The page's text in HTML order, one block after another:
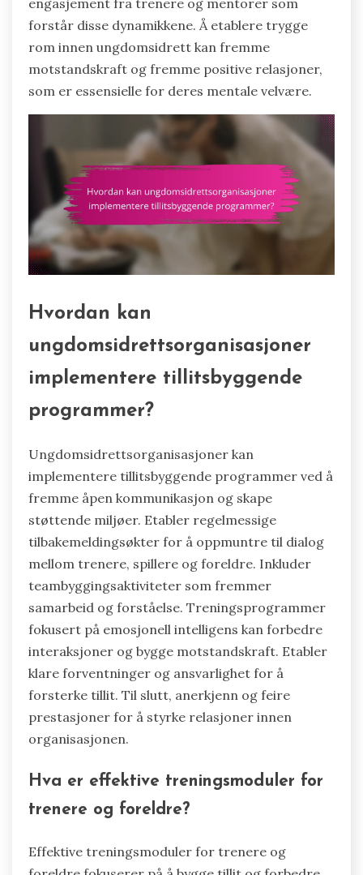
engasjement fra trenere og mentorer som
forstår disse dynamikkene. Å etablere trygge
rom innen ungdomsidrett kan fremme
motstandskraft og fremme positive relasjoner,
som er essensielle for deres mentale velvære.
Hvordan kan
ungdomsidrettsorganisasjoner
implementere tillitsbyggende
programmer?
Ungdomsidrettsorganisasjoner kan
implementere tillitsbyggende programmer ved å
fremme åpen kommunikasjon og skape
støttende miljøer. Etabler regelmessige
tilbakemeldingsøkter for å oppmuntre til dialog
mellom trenere, spillere og foreldre. Inkluder
teambyggingsaktiviteter som fremmer
samarbeid og forståelse. Treningsprogrammer
fokusert på emosjonell intelligens kan forbedre
interaksjoner og bygge motstandskraft. Etabler
klare forventninger og ansvarlighet for å
forsterke tillit. Til slutt, anerkjenn og feire
prestasjoner for å styrke relasjoner innen
organisasjonen.
Hva er effektive treningsmoduler for
trenere og foreldre?
Effektive treningsmoduler for trenere og